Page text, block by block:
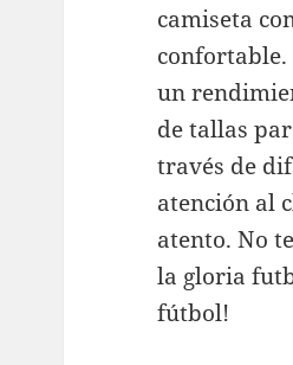
camiseta
confortable.
un
de tallas
través de
atención al
atento. No
la gloria
fútbol!